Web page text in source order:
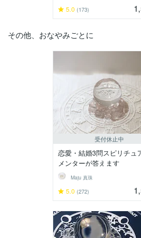
5.0 (173)
その他、おなやみごとに
受付休止中
恋愛・結婚3問スピリチュ
メンターが答えます
Maju 真珠
5.0 (272)